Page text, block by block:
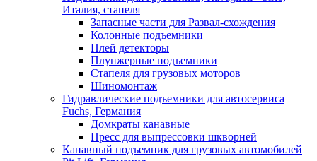
Италия, стапеля
Запасные части для Развал-схождения
Колонные подъемники
Плей детекторы
Плунжерные подъемники
Стапеля для грузовых моторов
Шиномонтаж
Гидравлические подъемники для автосервиса
Fuchs, Германия
Домкраты канавные
Пресс для выпрессовки шкворней
Канавный подъемник для грузовых автомобилей